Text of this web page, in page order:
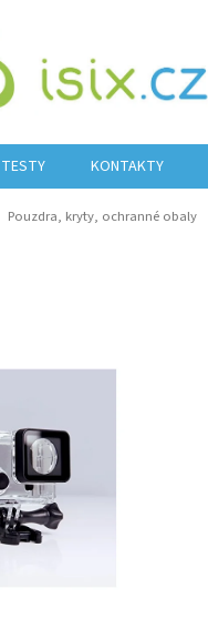
KONTAKTY
Pouzdra, kryty, ochranné obaly